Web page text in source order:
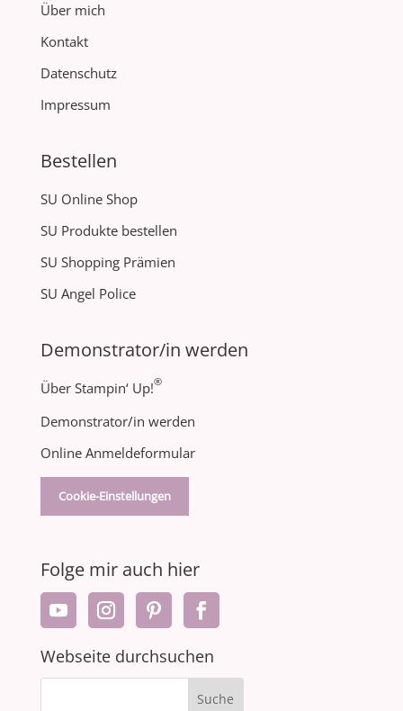
Über mich
Kontakt
Datenschutz
Impressum
Bestellen
SU Online Shop
SU Produkte bestellen
SU Shopping Prämien
SU Angel Police
Demonstrator/in werden
Über Stampin‘ Up!®
Demonstrator/in werden
Online Anmeldeformular
Cookie-Einstellungen
Folge mir auch hier
Webseite durchsuchen